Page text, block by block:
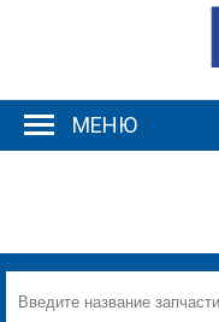
МЕНЮ